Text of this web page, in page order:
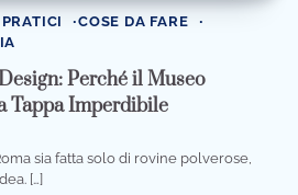
COSE DA FARE
Perché il Museo
Tappa Imperdibile
sia fatta solo di rovine polverose,
[…]